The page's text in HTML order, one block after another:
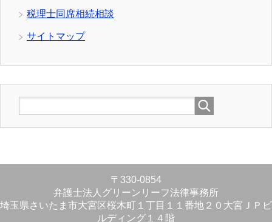
税理士同席相続相談
サイトマップ
〒330-0854
弁護士法人グリーンリーフ法律事務所
埼玉県さいたま市大宮区桜木町１丁目１１番地２０大宮ＪＰビ
ルディング１４階